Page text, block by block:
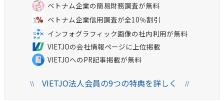
ベトナム企業の簡易財務調査が無料
ベトナム企業信用調査が全10％割引
インフォグラフィック画像の社内利用が無料
VIETJOの会社情報ページに上位掲載
VIETJOへのPR記事掲載が無料
\\VIETJO法人会員の9つの特典を詳しく //